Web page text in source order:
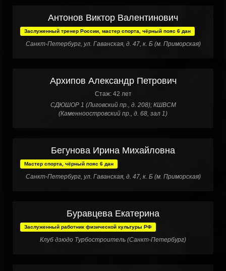
Антонов Виктор Валентинович
Заслуженный тренер России, мастер спорта, чёрный пояс 6 дан
Санкт-Петербург, ул. Гаванская, д. 47, к. Б (м. Приморская)
Архипов Александр Петрович
Стаж: 42 лет
СДЮШОР 1 (Лиговский пр., д. 208); КШВСМ
(Каменноостровский пр., д. 68, зал 1)
Бегунова Ирина Михайловна
Мастер спорта, чёрный пояс 6 дан
Санкт-Петербург, ул. Гаванская, д. 47, к. Б (м. Приморская)
Буравцева Екатерина
Заслуженный работник физической культуры РФ
Клуб дзюдо Турбостроитель (Санкт-Петербург)